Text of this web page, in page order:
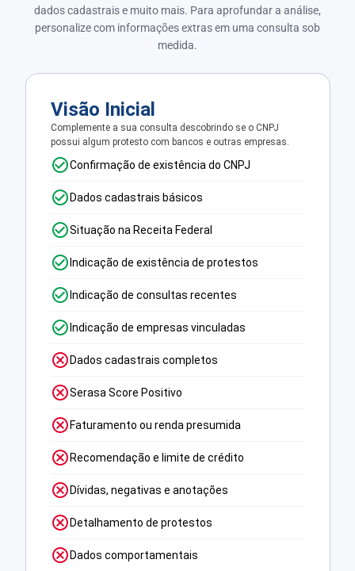
dados cadastrais e muito mais. Para aprofundar a análise,
personalize com informações extras em uma consulta sob
medida.
Visão Inicial
Complemente a sua consulta descobrindo se o CNPJ
possui algum protesto com bancos e outras empresas.
Confirmação de existência do CNPJ
Dados cadastrais básicos
Situação na Receita Federal
Indicação de existência de protestos
Indicação de consultas recentes
Indicação de empresas vinculadas
Dados cadastrais completos
Serasa Score Positivo
Faturamento ou renda presumida
Recomendação e limite de crédito
Dívidas, negativas e anotações
Detalhamento de protestos
Dados comportamentais